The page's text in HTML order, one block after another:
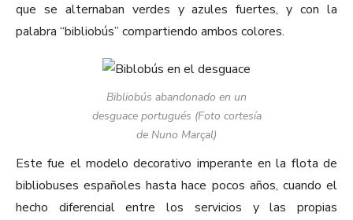
que se alternaban verdes y azules fuertes, y con la
palabra “bibliobús” compartiendo ambos colores.
Bibliobús abandonado en un
desguace portugués (Foto cortesía
de Nuno Marçal)
Este fue el modelo decorativo imperante en la flota de
bibliobuses españoles hasta hace pocos años, cuando el
hecho diferencial entre los servicios y las propias